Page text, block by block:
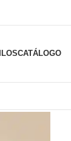
CATÁLOGO